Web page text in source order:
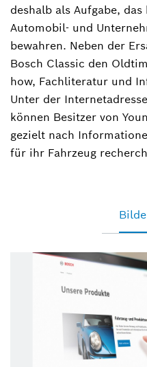
deshalb als Aufgabe,
Automobil- und
bewahren. Neben der
Bosch Classic den
how, Fachliteratur und
Unter der
können Besitzer von
gezielt nach
für ihr Fahrzeug